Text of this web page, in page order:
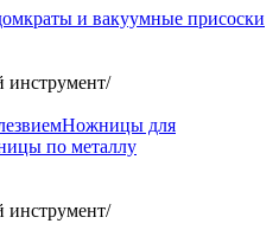
и вакуумные присоски
инструмент/
Ножницы для
по металлу
инструмент/